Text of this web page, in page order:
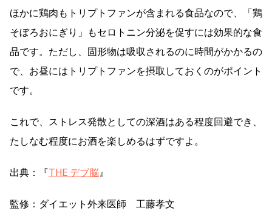
ほかに鶏肉もトリプトファンが含まれる食品なので、「鶏
そぼろおにぎり」もセロトニン分泌を促すには効果的な食
品です。ただし、固形物は吸収されるのに時間がかかるの
で、お昼にはトリプトファンを摂取しておくのがポイント
です。
これで、ストレス発散としての深酒はある程度回避でき、
たしなむ程度にお酒を楽しめるはずですよ。
出典：『THE デブ脳』
監修：ダイエット外来医師 工藤孝文